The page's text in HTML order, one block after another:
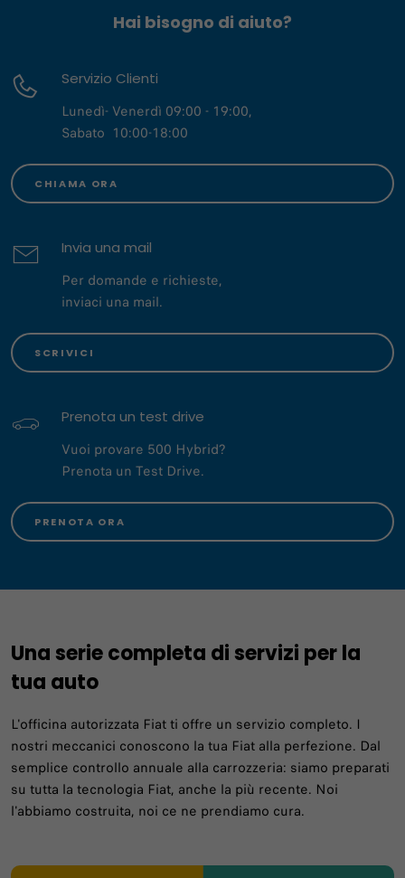
Hai bisogno di aiuto?
Servizio Clienti
Lunedì- Venerdì 09:00 - 19:00,
Sabato 10:00-18:00
CHIAMA ORA
Invia una mail
Per domande e richieste,
inviaci una mail.
SCRIVICI
Prenota un test drive
Vuoi provare 500 Hybrid?
Prenota un Test Drive.
PRENOTA ORA
Una serie completa di servizi per la
tua auto
L'officina autorizzata Fiat ti offre un servizio completo. I
nostri meccanici conoscono la tua Fiat alla perfezione. Dal
semplice controllo annuale alla carrozzeria: siamo preparati
su tutta la tecnologia Fiat, anche la più recente. Noi
l'abbiamo costruita, noi ce ne prendiamo cura.